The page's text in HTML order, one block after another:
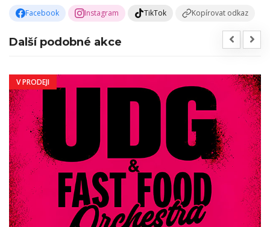
Facebook Instagram TikTok Kopírovat odkaz
Další podobné akce
V PRODEJI